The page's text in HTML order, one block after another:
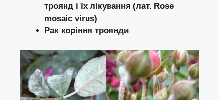
троянд і їх лікування (лат. Rose
mosaic virus)
Рак коріння троянди